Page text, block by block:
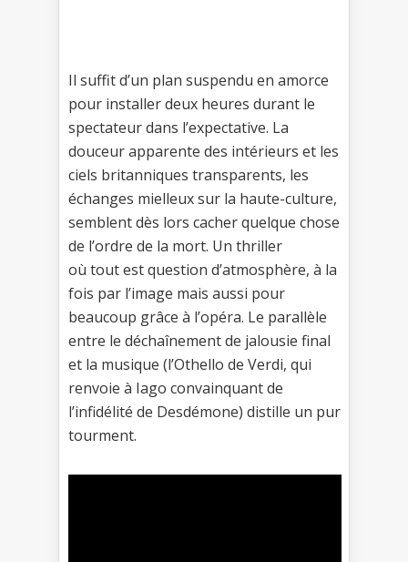
Il suffit d’un plan suspendu en amorce
pour installer deux heures durant le
spectateur dans l’expectative. La
douceur apparente des intérieurs et les
ciels britanniques transparents, les
échanges mielleux sur la haute-culture,
semblent dès lors cacher quelque chose
de l’ordre de la mort. Un thriller
où tout est question d’atmosphère, à la
fois par l’image mais aussi pour
beaucoup grâce à l’opéra. Le parallèle
entre le déchaînement de jalousie final
et la musique (l’Othello de Verdi, qui
renvoie à Iago convainquant de
l’infidélité de Desdémone) distille un pur
tourment.